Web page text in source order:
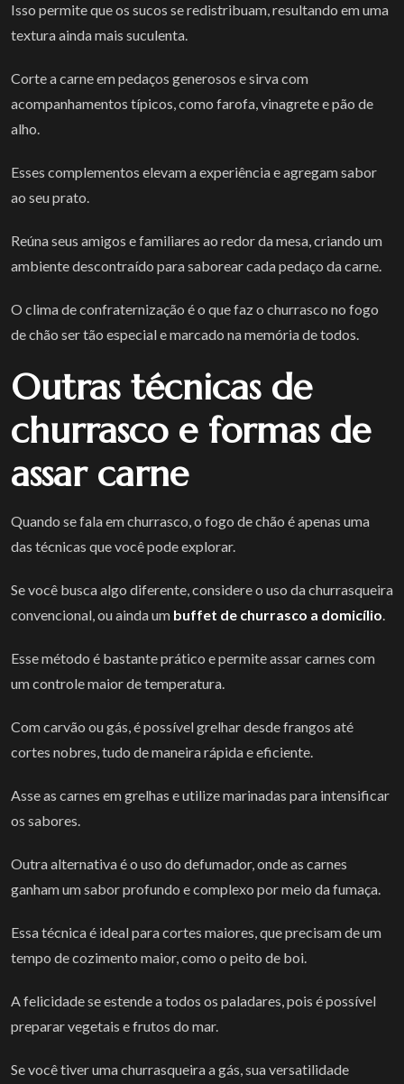
Isso permite que os sucos se redistribuam, resultando em uma
textura ainda mais suculenta.
Corte a carne em pedaços generosos e sirva com
acompanhamentos típicos, como farofa, vinagrete e pão de
alho.
Esses complementos elevam a experiência e agregam sabor
ao seu prato.
Reúna seus amigos e familiares ao redor da mesa, criando um
ambiente descontraído para saborear cada pedaço da carne.
O clima de confraternização é o que faz o churrasco no fogo
de chão ser tão especial e marcado na memória de todos.
Outras técnicas de
churrasco e formas de
assar carne
Quando se fala em churrasco, o fogo de chão é apenas uma
das técnicas que você pode explorar.
Se você busca algo diferente, considere o uso da churrasqueira
convencional, ou ainda um buffet de churrasco a domicílio.
Esse método é bastante prático e permite assar carnes com
um controle maior de temperatura.
Com carvão ou gás, é possível grelhar desde frangos até
cortes nobres, tudo de maneira rápida e eficiente.
Asse as carnes em grelhas e utilize marinadas para intensificar
os sabores.
Outra alternativa é o uso do defumador, onde as carnes
ganham um sabor profundo e complexo por meio da fumaça.
Essa técnica é ideal para cortes maiores, que precisam de um
tempo de cozimento maior, como o peito de boi.
A felicidade se estende a todos os paladares, pois é possível
preparar vegetais e frutos do mar.
Se você tiver uma churrasqueira a gás, sua versatilidade